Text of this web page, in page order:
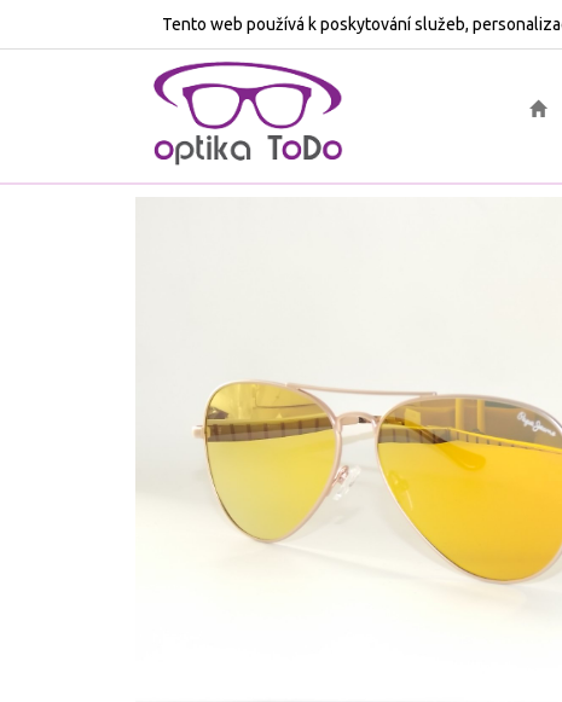
Tento web používá k poskytování služeb,